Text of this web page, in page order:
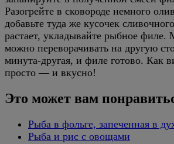
Разогрейте в сковороде немного
добавьте туда же кусочек
растает, укладывайте рыбное
можно переворачивать на другую
минута-другая, и филе готово. Как
просто — и вкусно!
Это может вам
Рыба в фольге, запеченная в
Рыба и рис с овощами